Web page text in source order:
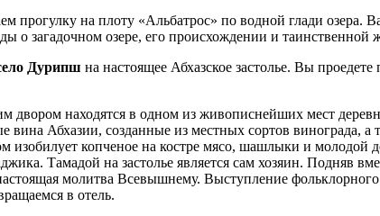
прогулку на плоту «Альбатрос» по водной глади озера.
о загадочном озере, его происхождении и таинственной
Дурипш на настоящее Абхазское застолье. Вы
двором находятся в одном из живописнейших мест
Абхазии, созданные из местных сортов винограда,
изобилует копченое на костре мясо, шашлыки и
Тамадой на застолье является сам хозяин. Подняв
молитва Всевышнему. Выступление
в отель.